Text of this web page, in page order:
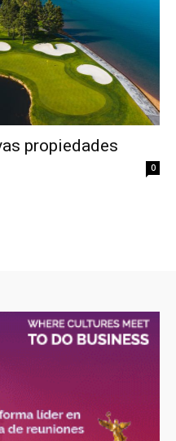
propiedades
0